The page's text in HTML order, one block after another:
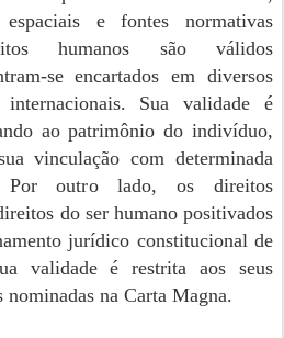
espaciais e fontes normativas
humanos são válidos
se encartados em diversos
internacionais. Sua validade é
ao patrimônio do indivíduo,
vinculação com determinada
Por outro lado, os direitos
do ser humano positivados
jurídico constitucional de
validade é restrita aos seus
nominadas na Carta Magna.